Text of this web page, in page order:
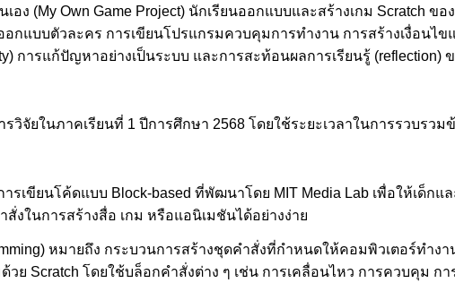
เอง (My Own Game Project) นักเรียนออกแบบและสร้างเกม Scratch
กแบบตัวละคร การเขียนโปรแกรมควบคุมการทำงาน การสร้างเงื่อนไ
การแก้ปัญหาอย่างเป็นระบบ และการสะท้อนผลการเรียนรู้ (reflection)
รวิจัยในภาคเรียนที่ 1 ปีการศึกษา 2568 โดยใช้ระยะเวลาในการรวบรว
รเขียนโค้ดแบบ Block-based ที่พัฒนาโดย MIT Media Lab เพื่อให้เด็กแ
งในการสร้างสื่อ เกม หรือแอนิเมชันได้อย่างง่าย
หมายถึง กระบวนการสร้างชุดคำสั่งที่กำหนดให้คอมพิวเตอร์ทำง
วย Scratch โดยใช้บล็อกคำสั่งต่าง ๆ เช่น การเคลื่อนไหว การควบคุม ก